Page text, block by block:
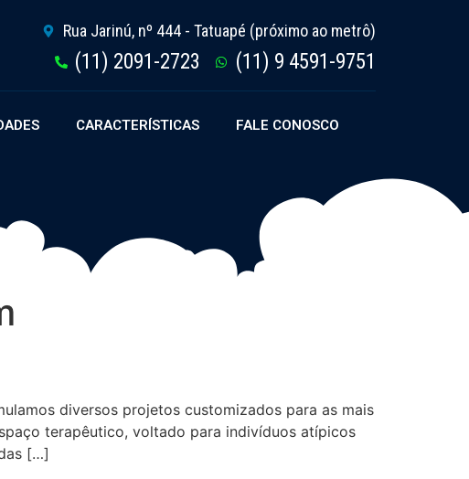
Rua Jarinú, nº 444 - Tatuapé (próximo ao metrô)
(11) 2091-2723 (11) 9 4591-9751
CARACTERÍSTICAS FALE CONOSCO
diversos projetos customizados para as mais
terapêutico, voltado para indivíduos atípicos
[…]